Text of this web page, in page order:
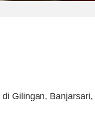
di Gilingan, Banjarsari,